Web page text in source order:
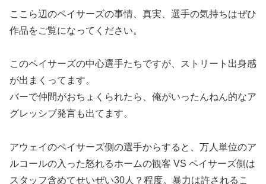
ここら辺のペイサーズの事情、真実、選手の気持ちはぜひ
作品をご覧になってください。
このペイサーズの中心選手たちですが、ストリート出身感
が出まくってます。
バーで仲間がおちょくられたら、俺がいったんねん的なア
グレッシブ発言も出てます。
アウェイのペイサーズ側の選手からすると、万人単位のア
ルコールの入った怒れるホームの観客 VS ペイサーズ側は
スタッフ含めてせいぜい30人？程度。暴力は許されるこ